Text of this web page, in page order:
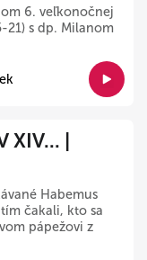
6. veľkonočnej
21) s dp. Milanom
XIV... |
Habemus
čakali, kto sa
pápežovi z